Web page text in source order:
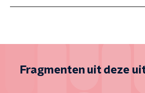
Fragmenten uit deze